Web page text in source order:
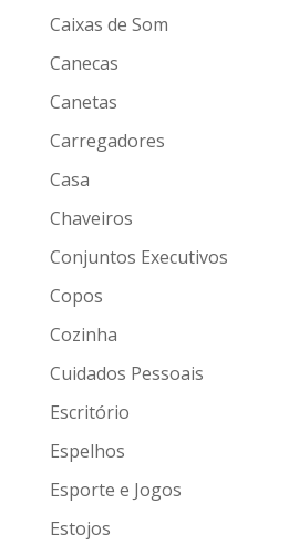
Caixas de Som
Canecas
Canetas
Carregadores
Casa
Chaveiros
Conjuntos Executivos
Copos
Cozinha
Cuidados Pessoais
Escritório
Espelhos
Esporte e Jogos
Estojos